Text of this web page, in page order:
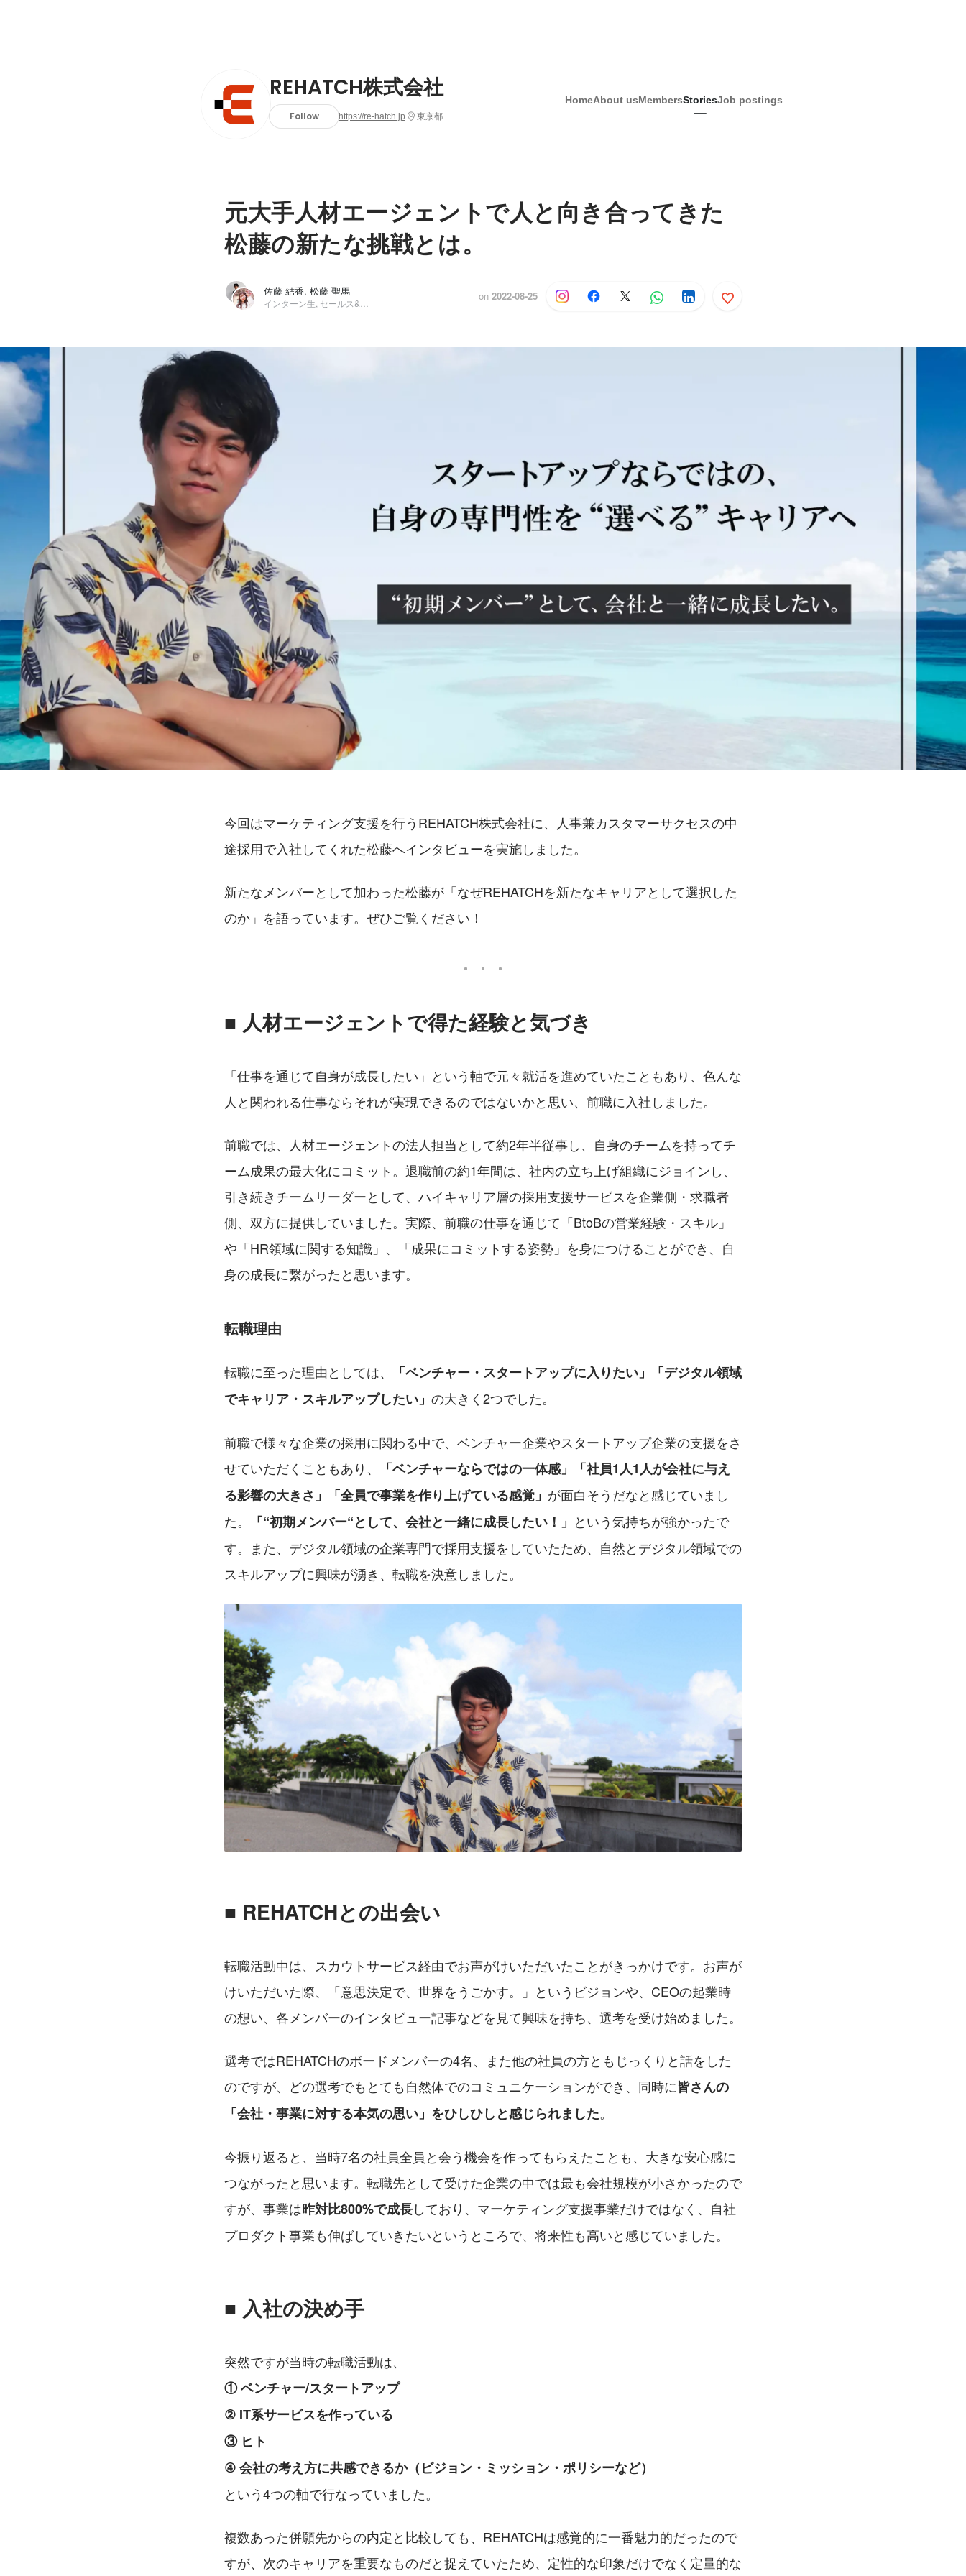
REHATCH株式会社
Follow https://re-hatch.jp 東京都
HomeAbout usMembersStoriesJob postings
元大手人材エージェントで人と向き合ってきた
松藤の新たな挑戦とは。
佐藤 結香, 松藤 聖馬 on 2022-08-25
今回はマーケティング支援を行うREHATCH株式会社に、人事兼カスタマーサクセスの中
途採用で入社してくれた松藤へインタビューを実施しました。
新たなメンバーとして加わった松藤が「なぜREHATCHを新たなキャリアとして選択した
のか」を語っています。ぜひご覧ください！
■ 人材エージェントで得た経験と気づき
「仕事を通じて自身が成長したい」という軸で元々就活を進めていたこともあり、色んな
人と関われる仕事ならそれが実現できるのではないかと思い、前職に入社しました。
前職では、人材エージェントの法人担当として約2年半従事し、自身のチームを持ってチ
ーム成果の最大化にコミット。退職前の約1年間は、社内の立ち上げ組織にジョインし、
引き続きチームリーダーとして、ハイキャリア層の採用支援サービスを企業側・求職者
側、双方に提供していました。実際、前職の仕事を通じて「BtoBの営業経験・スキル」
や「HR領域に関する知識」、「成果にコミットする姿勢」を身につけることができ、自
身の成長に繋がったと思います。
転職理由
転職に至った理由としては、
「ベンチャー・スタートアップに入りたい」「デジタル領域
でキャリア・スキルアップしたい」 の大きく2つでした。
前職で様々な企業の採用に関わる中で、ベンチャー企業やスタートアップ企業の支援をさ
せていただくこともあり、
「ベンチャーならではの一体感」「社員1人1人が会社に与え
る影響の大きさ」「全員で事業を作り上げている感覚」 が面白そうだなと感じていまし
た。
「“初期メンバー“として、会社と一緒に成長したい！」 という気持ちが強かったで
す。また、デジタル領域の企業専門で採用支援をしていたため、自然とデジタル領域での
スキルアップに興味が湧き、転職を決意しました。
■ REHATCHとの出会い
転職活動中は、スカウトサービス経由でお声がけいただいたことがきっかけです。お声が
けいただいた際、「意思決定で、世界をうごかす。」というビジョンや、CEOの起業時
の想い、各メンバーのインタビュー記事などを見て興味を持ち、選考を受け始めました。
選考ではREHATCHのボードメンバーの4名、また他の社員の方ともじっくりと話をした
のですが、どの選考でもとても自然体でのコミュニケーションができ、同時に皆さんの
「会社・事業に対する本気の思い」をひしひしと感じられました。
今振り返ると、当時7名の社員全員と会う機会を作ってもらえたことも、大きな安心感に
つながったと思います。転職先として受けた企業の中では最も会社規模が小さかったので
すが、事業は昨対比800%で成長しており、マーケティング支援事業だけではなく、自社
プロダクト事業も伸ばしていきたいというところで、将来性も高いと感じていました。
■ 入社の決め手
突然ですが当時の転職活動は、
① ベンチャー/スタートアップ
② IT系サービスを作っている
③ ヒト
④ 会社の考え方に共感できるか（ビジョン・ミッション・ポリシーなど）
という4つの軸で行なっていました。
複数あった併願先からの内定と比較しても、REHATCHは感覚的に一番魅力的だったので
すが、次のキャリアを重要なものだと捉えていたため、定性的な印象だけでなく定量的な
佐藤 結香
REHATCH株式会社 / インターン生